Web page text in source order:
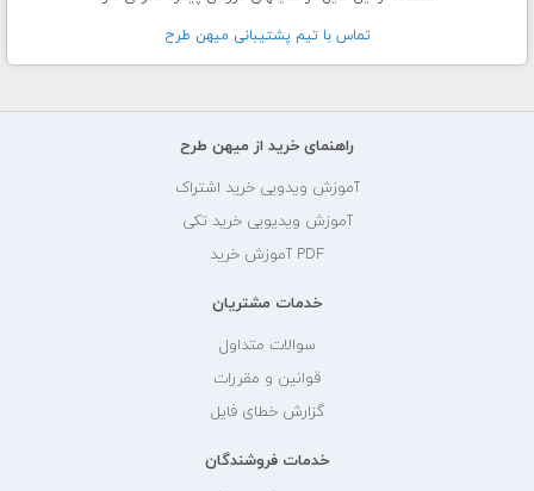
تماس با تيم پشتيبانی ميهن طرح
راهنمای خرید از میهن طرح
آموزش ویدویی خرید اشتراک
آموزش ویدیویی خرید تکی
PDF آموزش خرید
خدمات مشتریان
سوالات متداول
قوانین و مقررات
گزارش خطای فایل
خدمات فروشندگان